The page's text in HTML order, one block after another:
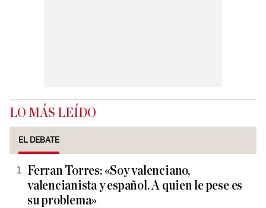
LO MÁS LEÍDO
EL DEBATE
Ferran Torres: «Soy valenciano,
valencianista y español. A quien le pese es
su problema»